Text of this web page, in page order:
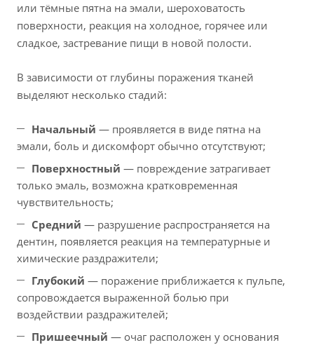
или тёмные пятна на эмали, шероховатость
поверхности, реакция на холодное, горячее или
сладкое, застревание пищи в новой полости.
В зависимости от глубины поражения тканей
выделяют несколько стадий:
Начальный — проявляется в виде пятна на
эмали, боль и дискомфорт обычно отсутствуют;
Поверхностный — повреждение затрагивает
только эмаль, возможна кратковременная
чувствительность;
Средний — разрушение распространяется на
дентин, появляется реакция на температурные и
химические раздражители;
Глубокий — поражение приближается к пульпе,
сопровождается выраженной болью при
воздействии раздражителей;
Пришеечный — очаг расположен у основания